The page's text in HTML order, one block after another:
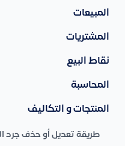
المبيعات
المشتريات
نقاط البيع
المحاسبة
المنتجات و التكاليف
طريقة تعديل أو حذف جرد